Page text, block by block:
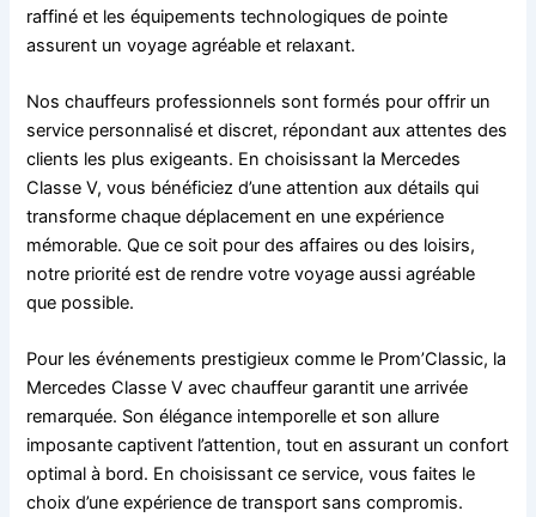
raffiné et les équipements technologiques de pointe
assurent un voyage agréable et relaxant.
Nos chauffeurs professionnels sont formés pour offrir un
service personnalisé et discret, répondant aux attentes des
clients les plus exigeants. En choisissant la Mercedes
Classe V, vous bénéficiez d’une attention aux détails qui
transforme chaque déplacement en une expérience
mémorable. Que ce soit pour des affaires ou des loisirs,
notre priorité est de rendre votre voyage aussi agréable
que possible.
Pour les événements prestigieux comme le Prom’Classic, la
Mercedes Classe V avec chauffeur garantit une arrivée
remarquée. Son élégance intemporelle et son allure
imposante captivent l’attention, tout en assurant un confort
optimal à bord. En choisissant ce service, vous faites le
choix d’une expérience de transport sans compromis.